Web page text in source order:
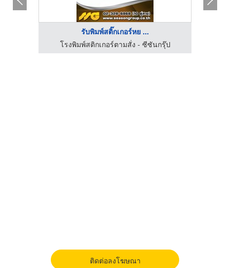
รับพิมพ์สติ๊กเกอร์หย ...
โรงพิมพ์สติกเกอร์ตามสั่ง - ซีซันกรุ๊ป
ติดต่อลงโฆษณา